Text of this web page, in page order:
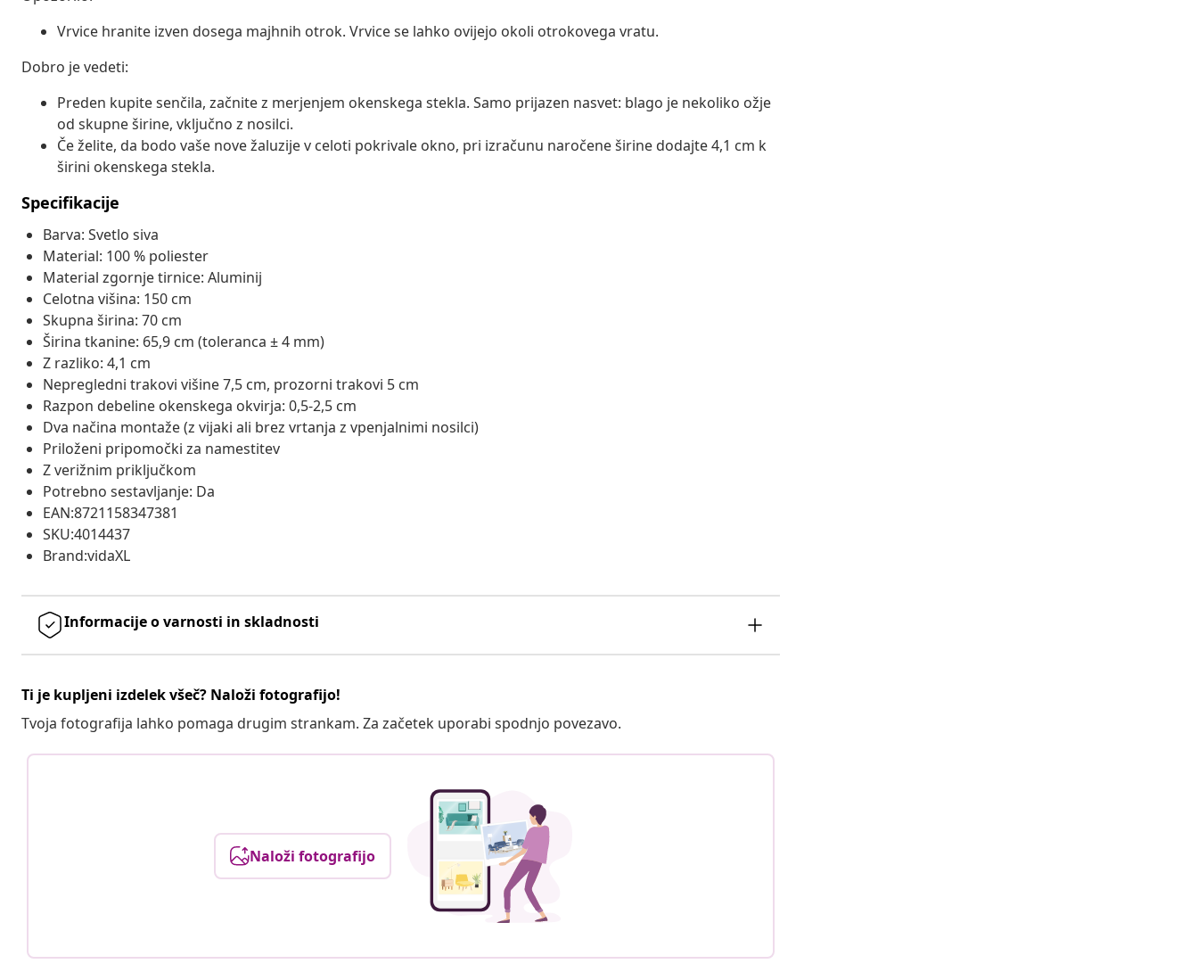
Vrvice hranite izven dosega majhnih otrok. Vrvice se lahko ovijejo okoli otrokovega vratu.
Dobro je vedeti:
Preden kupite senčila, začnite z merjenjem okenskega stekla. Samo prijazen nasvet: blago je nekoliko ožje
od skupne širine, vključno z nosilci.
Če želite, da bodo vaše nove žaluzije v celoti pokrivale okno, pri izračunu naročene širine dodajte 4,1 cm k
širini okenskega stekla.
Specifikacije
Barva: Svetlo siva
Material: 100 % poliester
Material zgornje tirnice: Aluminij
Celotna višina: 150 cm
Skupna širina: 70 cm
Širina tkanine: 65,9 cm (toleranca ± 4 mm)
Z razliko: 4,1 cm
Nepregledni trakovi višine 7,5 cm, prozorni trakovi 5 cm
Razpon debeline okenskega okvirja: 0,5-2,5 cm
Dva načina montaže (z vijaki ali brez vrtanja z vpenjalnimi nosilci)
Priloženi pripomočki za namestitev
Z verižnim priključkom
Potrebno sestavljanje: Da
EAN:8721158347381
SKU:4014437
Brand:vidaXL
Informacije o varnosti in skladnosti
Ti je kupljeni izdelek všeč? Naloži fotografijo!
Tvoja fotografija lahko pomaga drugim strankam. Za začetek uporabi spodnjo povezavo.
Naloži fotografijo